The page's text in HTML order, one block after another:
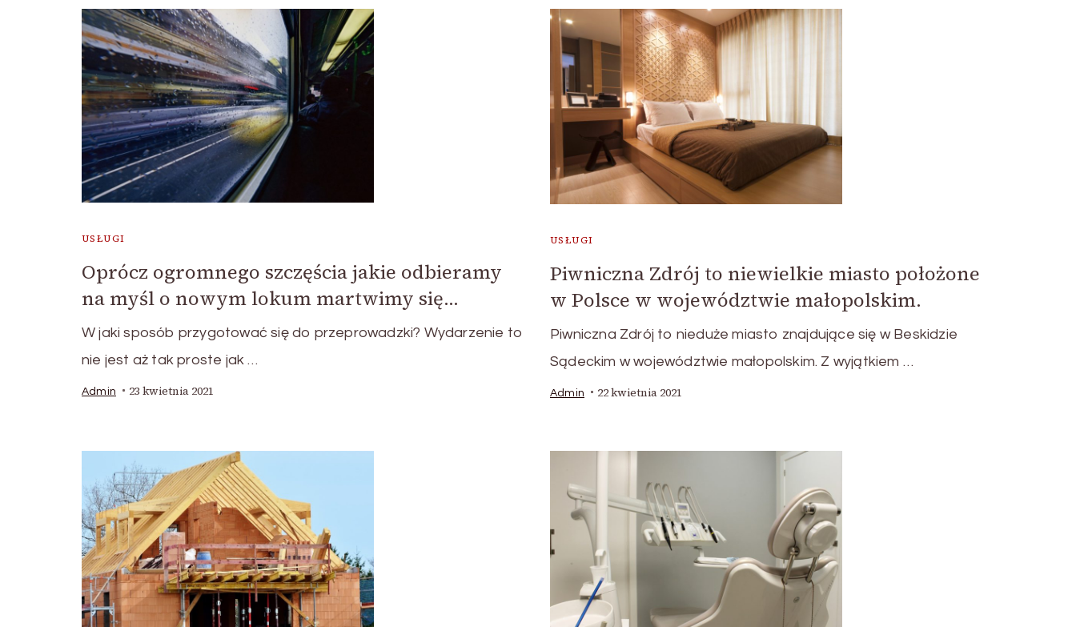
USŁUGI
Oprócz ogromnego szczęścia jakie odbieramy
na myśl o nowym lokum martwimy się…
W jaki sposób przygotować się do przeprowadzki? Wydarzenie to
nie jest aż tak proste jak …
Admin 23 kwietnia 2021
USŁUGI
Piwniczna Zdrój to niewielkie miasto położone
w Polsce w województwie małopolskim.
Piwniczna Zdrój to nieduże miasto znajdujące się w Beskidzie
Sądeckim w województwie małopolskim. Z wyjątkiem …
Admin 22 kwietnia 2021